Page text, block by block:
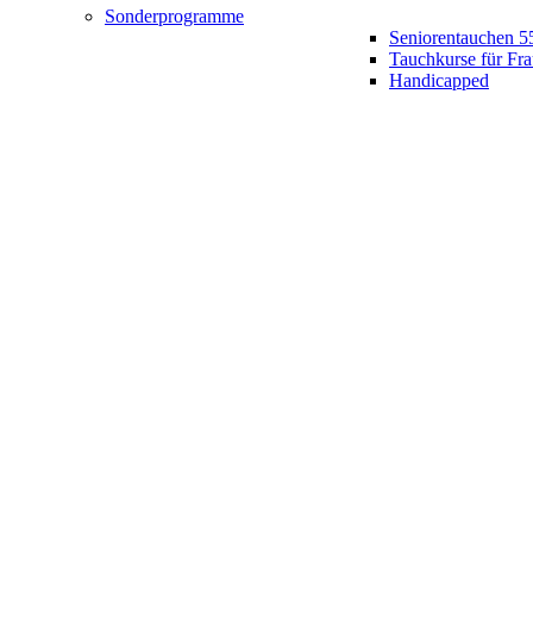
Sonderprogramme
Seniorentauchen
Tauchkurse für
Handicapped